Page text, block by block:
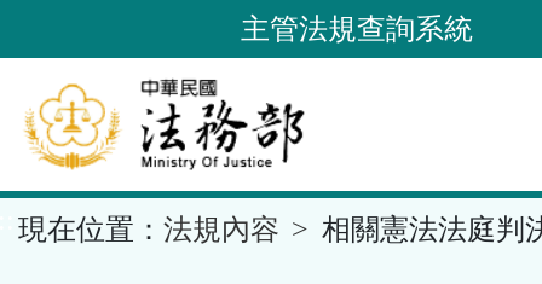
到
要
內
容
區
主管法規查詢系統
現在位置： 法規內容 相關憲法法庭判